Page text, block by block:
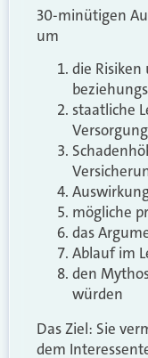
30-minütigen
um
die Risiken
staatliche
mögliche
das
Ablauf im
den
würden
Das Ziel: Sie
dem